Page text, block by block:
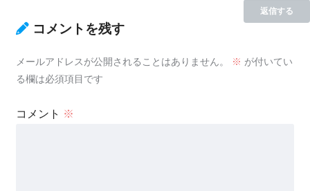
返信する
コメントを残す
メールアドレスが公開されることはありません。 ※ が付いてい
る欄は必須項目です
コメント ※